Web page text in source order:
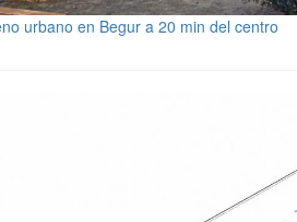
urbano en Begur a 20 min del centro